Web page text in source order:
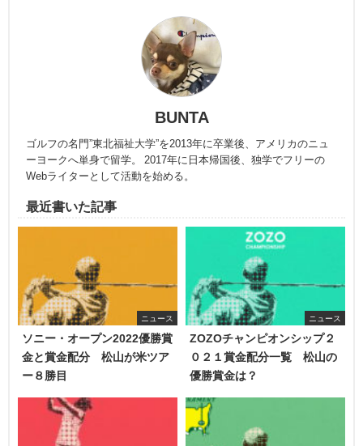
BUNTA
ゴルフの名門”東北福祉大学”を2013年に卒業後、アメリカのニュ
ーヨークへ単身で留学。 2017年に日本帰国後、独学でフリーの
Webライターとして活動を始める。
最近書いた記事
ニュース
ソニー・オープン2022優勝賞
金と賞金配分 松山が米ツア
ー８勝目
ニュース
ZOZOチャンピオンシップ２
０２１賞金配分一覧 松山の
優勝賞金は？